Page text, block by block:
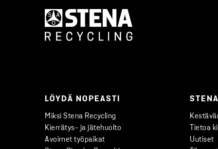
LÖYDÄ NOPEASTI
Miksi Stena Recycling
Kierrätys- ja jätehuolto
Avoimet työpaikat
Tietoa
Uutiset